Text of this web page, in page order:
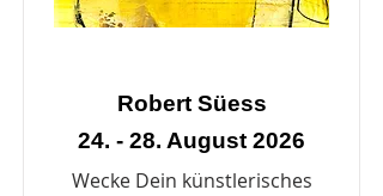
Robert Süess
24. - 28. August 2026
Wecke Dein künstlerisches